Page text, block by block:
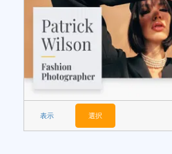
表示 選択